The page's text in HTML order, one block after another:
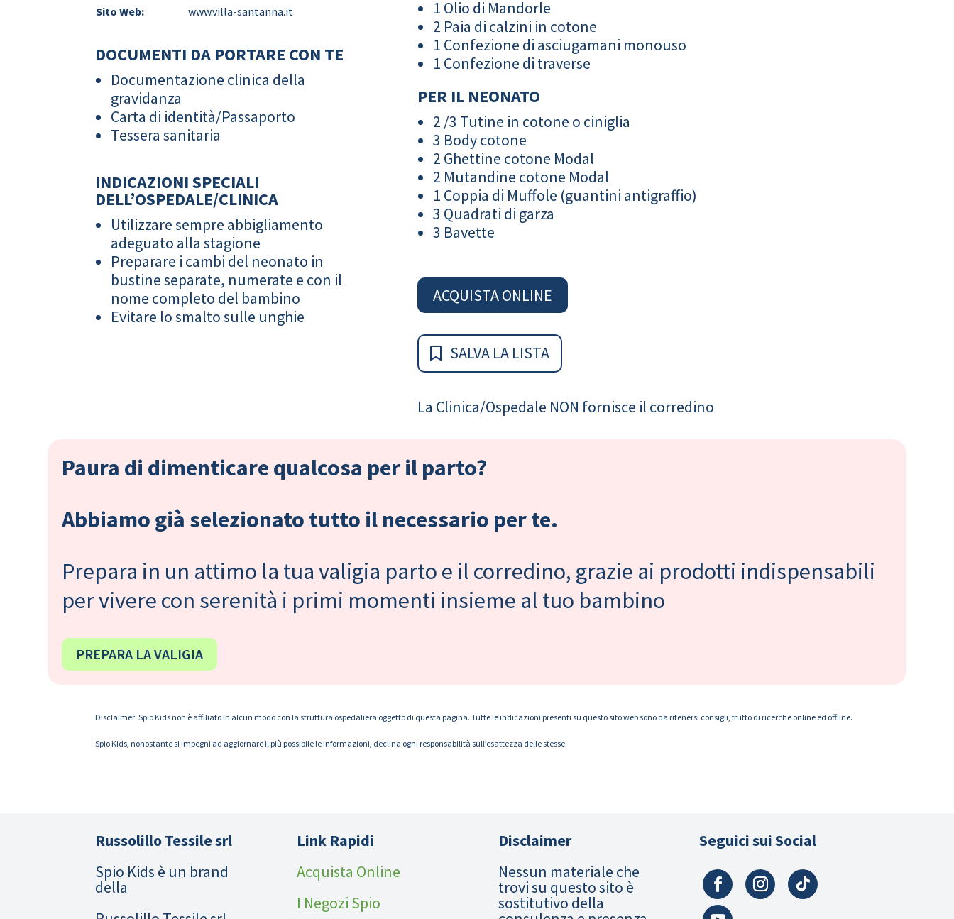
Sito Web:
www.villa-santanna.it
DOCUMENTI DA PORTARE CON TE
Documentazione clinica della
gravidanza
Carta di identità/Passaporto
Tessera sanitaria
INDICAZIONI SPECIALI
DELL’OSPEDALE/CLINICA
Utilizzare sempre abbigliamento
adeguato alla stagione
Preparare i cambi del neonato in
bustine separate, numerate e con il
nome completo del bambino
Evitare lo smalto sulle unghie
1 Olio di Mandorle
2 Paia di calzini in cotone
1 Confezione di asciugamani monouso
1 Confezione di traverse
PER IL NEONATO
2 /3 Tutine in cotone o ciniglia
3 Body cotone
2 Ghettine cotone Modal
2 Mutandine cotone Modal
1 Coppia di Muffole (guantini antigraffio)
3 Quadrati di garza
3 Bavette
ACQUISTA ONLINE
SALVA LA LISTA
La Clinica/Ospedale NON fornisce il corredino
Paura di dimenticare qualcosa per il parto?
Abbiamo già selezionato tutto il necessario per te.
Prepara in un attimo la tua valigia parto e il corredino, grazie ai prodotti indispensabili
per vivere con serenità i primi momenti insieme al tuo bambino
PREPARA LA VALIGIA
Disclaimer: Spio Kids non è affiliato in alcun modo con la struttura ospedaliera oggetto di questa pagina. Tutte le indicazioni presenti su questo sito web sono da ritenersi consigli, frutto di ricerche online ed offline.
Spio Kids, nonostante si impegni ad aggiornare il più possibile le informazioni, declina ogni responsabilità sull’esattezza delle stesse.
Russolillo Tessile srl
Spio Kids è un brand
della
Link Rapidi
Acquista Online
I Negozi Spio
Disclaimer
Nessun materiale che
trovi su questo sito è
sostitutivo della
Seguici sui Social